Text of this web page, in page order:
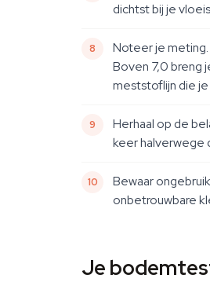
dichtst bij je
Noteer je
Boven 7,0 breng
meststoflijn die
Herhaal op de
keer halverwege
Bewaar
onbetrouwbare
Je